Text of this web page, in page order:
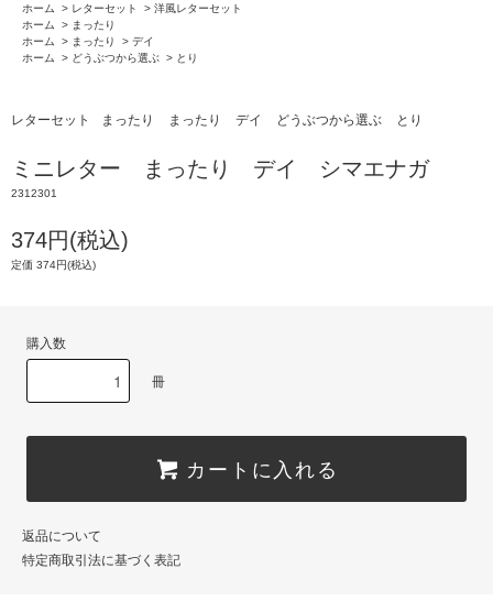
ホーム > レターセット > 洋風レターセット
ホーム
> まったり
ホーム
> まったり > デイ
ホーム
> どうぶつから選ぶ > とり
レターセット まったり まったり デイ どうぶつから選ぶ とり
ミニレター まったり デイ シマエナガ
2312301
374円(税込)
定価 374円(税込)
購入数
冊
カートに入れる
返品について
特定商取引法に基づく表記